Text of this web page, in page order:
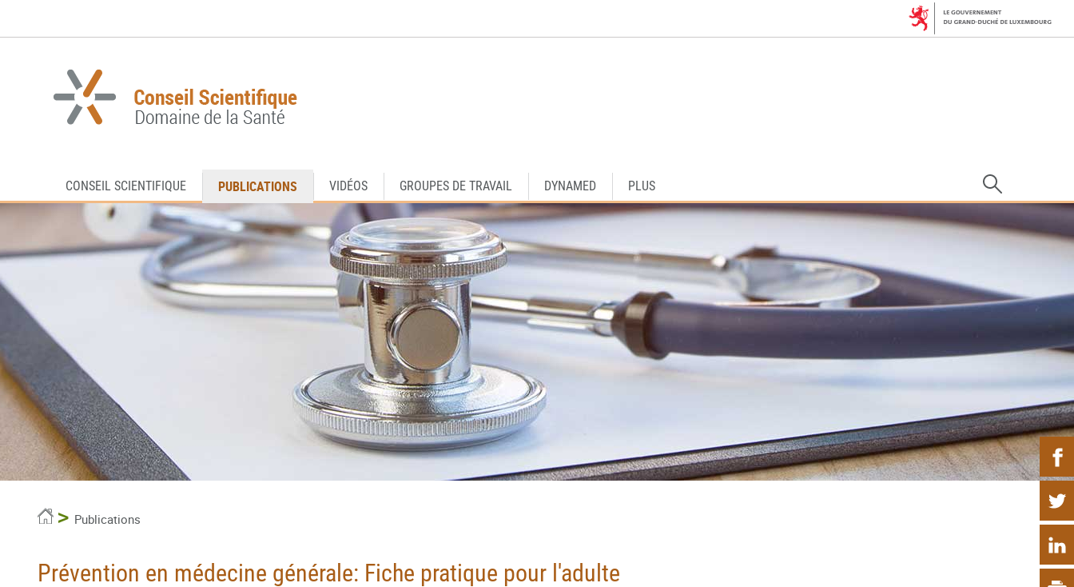
la
contenu
CONSEIL SCIENTIFIQUE PUBLICATIONS VIDÉOS GROUPES DE TRAVAIL DYNAMED PLUS
AccueilPublications
Prévention en médecine générale: Fiche pratique pour l'adulte